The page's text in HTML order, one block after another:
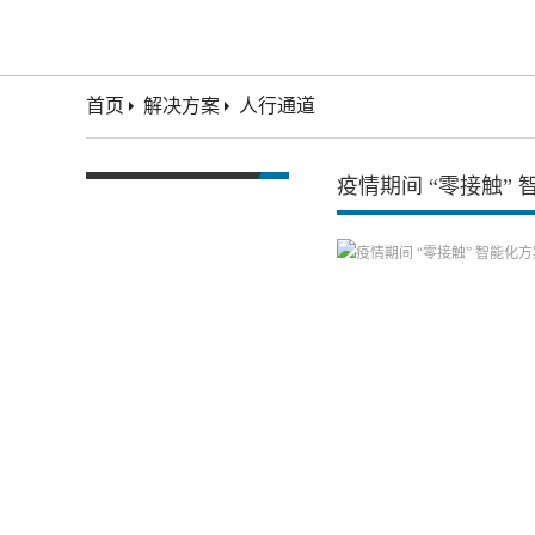
首页 解决方案 人行通道
疫情期间 “零接触”